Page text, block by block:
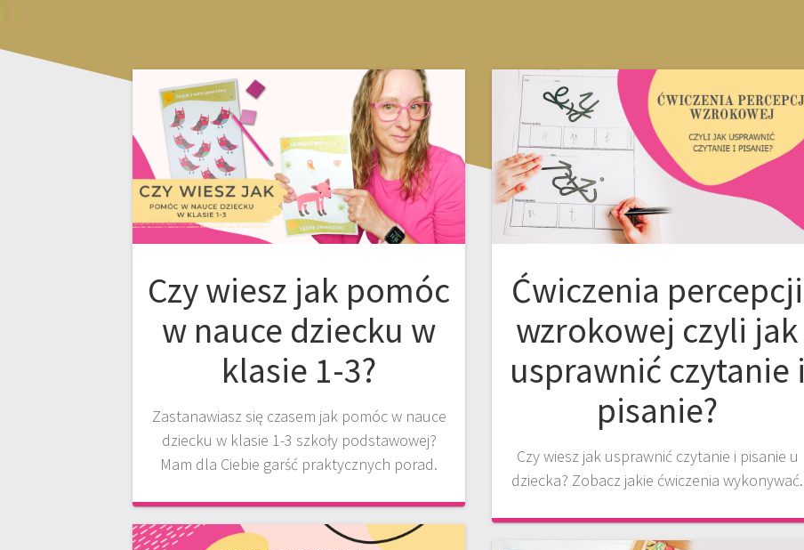
Czy wiesz jak pomóc
w nauce dziecku w
klasie 1-3?
Zastanawiasz się czasem jak pomóc w nauce
dziecku w klasie 1-3 szkoły podstawowej?
Mam dla Ciebie garść praktycznych porad.
Ćwiczenia percepcji
wzrokowej czyli jak
usprawnić czytanie i
pisanie?
Czy wiesz jak usprawnić czytanie i pisanie u
dziecka? Zobacz jakie ćwiczenia wykonywać.